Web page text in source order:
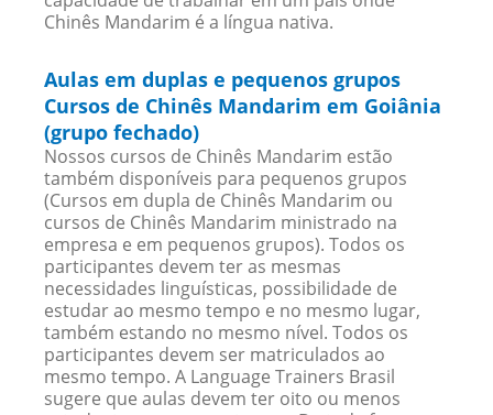
Chinês Mandarim é a língua nativa.
Aulas em duplas e pequenos grupos
Cursos de Chinês Mandarim em Goiânia
(grupo fechado)
Nossos cursos de Chinês Mandarim estão
também disponíveis para pequenos grupos
(Cursos em dupla de Chinês Mandarim ou
cursos de Chinês Mandarim ministrado na
empresa e em pequenos grupos). Todos os
participantes devem ter as mesmas
necessidades linguísticas, possibilidade de
estudar ao mesmo tempo e no mesmo lugar,
também estando no mesmo nível. Todos os
participantes devem ser matriculados ao
mesmo tempo. A Language Trainers Brasil
sugere que aulas devem ter oito ou menos